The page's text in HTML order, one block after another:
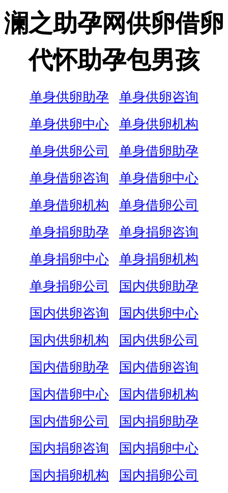
澜之助孕网供卵借卵
代怀助孕包男孩
单身供卵助孕
单身供卵咨询
单身供卵中心
单身供卵机构
单身供卵公司
单身借卵助孕
单身借卵咨询
单身借卵中心
单身借卵机构
单身借卵公司
单身捐卵助孕
单身捐卵咨询
单身捐卵中心
单身捐卵机构
单身捐卵公司
国内供卵助孕
国内供卵咨询
国内供卵中心
国内供卵机构
国内供卵公司
国内借卵助孕
国内借卵咨询
国内借卵中心
国内借卵机构
国内借卵公司
国内捐卵助孕
国内捐卵咨询
国内捐卵中心
国内捐卵机构
国内捐卵公司